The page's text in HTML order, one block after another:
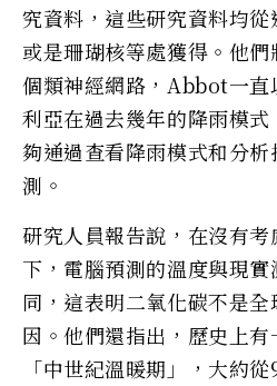
究資料，這些研究資料均
或是珊瑚核等處獲得。他
個類神經網路，Abbot一直
利亞在過去幾年的降雨模
夠通過查看降雨模式和分
測。
研究人員報告說，在沒有
下，電腦預測的溫度與現
同，這表明二氧化碳不是
因。他們還指出，歷史上
「中世紀溫暖期」，大約